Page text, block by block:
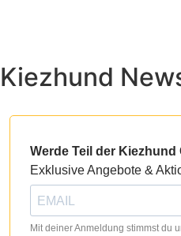
Kiezhund
Werde Teil der Kiezhund
Exklusive Angebote &
Mit deiner Anmeldung stimmst du